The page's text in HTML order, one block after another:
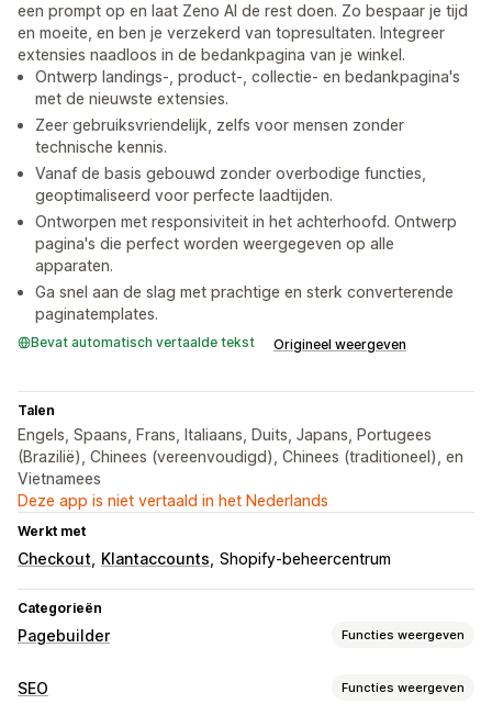
een prompt op en laat Zeno AI de rest doen. Zo bespaar je tijd
en moeite, en ben je verzekerd van topresultaten. Integreer
extensies naadloos in de bedankpagina van je winkel.
Ontwerp landings-, product-, collectie- en bedankpagina's
met de nieuwste extensies.
Zeer gebruiksvriendelijk, zelfs voor mensen zonder
technische kennis.
Vanaf de basis gebouwd zonder overbodige functies,
geoptimaliseerd voor perfecte laadtijden.
Ontworpen met responsiviteit in het achterhoofd. Ontwerp
pagina's die perfect worden weergegeven op alle
apparaten.
Ga snel aan de slag met prachtige en sterk converterende
paginatemplates.
Bevat automatisch vertaalde tekst Origineel weergeven
Talen
Engels, Spaans, Frans, Italiaans, Duits, Japans, Portugees
(Brazilië), Chinees (vereenvoudigd), Chinees (traditioneel), en
Vietnamees
Deze app is niet vertaald in het Nederlands
Werkt met
Checkout Klantaccounts Shopify-beheercentrum
Categorieën
Pagebuilder Functies weergeven
Soorten pagina's
SEO Functies weergeven